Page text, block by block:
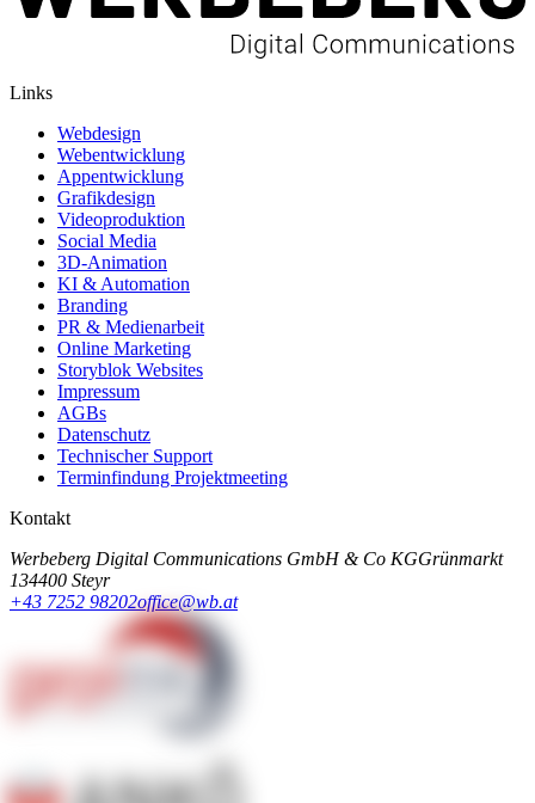
Links
Webdesign
Webentwicklung
Appentwicklung
Grafikdesign
Videoproduktion
Social Media
3D-Animation
KI & Automation
Branding
PR & Medienarbeit
Online Marketing
Storyblok Websites
Impressum
AGBs
Datenschutz
Technischer Support
Terminfindung Projektmeeting
Kontakt
Werbeberg Digital Communications GmbH & Co KGGrünmarkt
134400 Steyr
+43 7252 98202office@wb.at